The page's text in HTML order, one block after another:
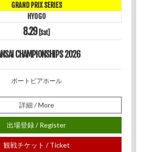
GRAND PRIX SERIES
HYOGO
8.29 [Sat]
CHAMPIONSHIPS 2026
ポートピアホール
詳細 / More
出場登録 / Register
観戦チケット / Ticket